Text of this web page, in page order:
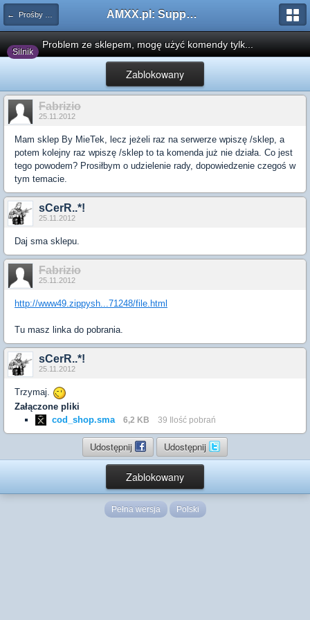
← Prośby o modyfikacje silników/klas/perków AMXX.pl: Support AMX Mod X i SourceMod
Silnik
Problem ze sklepem, mogę użyć komendy tylk...
Zablokowany
Fabrizio
25.11.2012
Mam sklep By MieTek, lecz jeżeli raz na serwerze wpiszę /sklep, a
potem kolejny raz wpiszę /sklep to ta komenda już nie działa. Co jest
tego powodem? Prosiłbym o udzielenie rady, dopowiedzenie czegoś w
tym temacie.
sCerR..*!
25.11.2012
Daj sma sklepu.
Fabrizio
25.11.2012
http://www49.zippysh...71248/file.html
Tu masz linka do pobrania.
sCerR..*!
25.11.2012
Trzymaj.
Załączone pliki
cod_shop.sma
6,2 KB 39 Ilość pobrań
Udostępnij Udostępnij
Zablokowany
Pełna wersja Polski